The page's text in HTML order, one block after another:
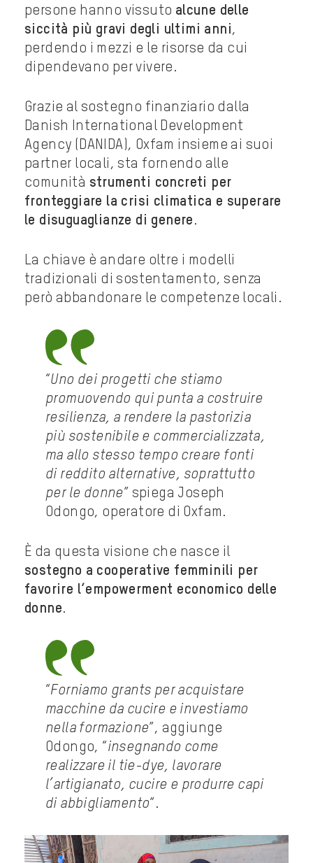
persone hanno vissuto alcune delle
siccità più gravi degli ultimi anni,
perdendo i mezzi e le risorse da cui
dipendevano per vivere.
Grazie al sostegno finanziario dalla
Danish International Development
Agency (DANIDA), Oxfam insieme ai suoi
partner locali, sta fornendo alle
comunità strumenti concreti per
fronteggiare la crisi climatica e superare
le disuguaglianze di genere .
La chiave è andare oltre i modelli
tradizionali di sostentamento, senza
però abbandonare le competenze locali.
“Uno dei progetti che stiamo
promuovendo qui punta a costruire
resilienza, a rendere la pastorizia
più sostenibile e commercializzata,
ma allo stesso tempo creare fonti
di reddito alternative, soprattutto
per le donne” spiega Joseph
Odongo, operatore di Oxfam.
È da questa visione che nasce il
sostegno a cooperative femminili per
favorire l’empowerment economico delle
donne.
“Forniamo grants per acquistare
macchine da cucire e investiamo
nella formazione”, aggiunge
Odongo, “ insegnando come
realizzare il tie-dye, lavorare
l’artigianato, cucire e produrre capi
di abbigliamento”.